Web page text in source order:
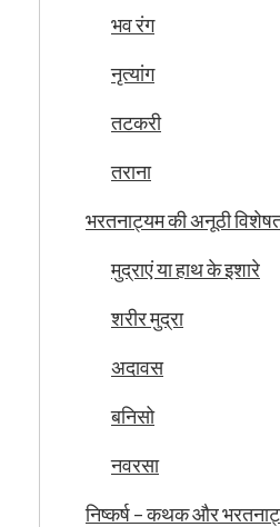
भव रंग
नृत्यांग
तटकरी
तराना
भरतनाट्यम की अनूठी
मुद्राएं या हाथ के इशारे
शरीर मुद्रा
अदावस
बनिसो
नवरसा
निष्कर्ष – कथक और